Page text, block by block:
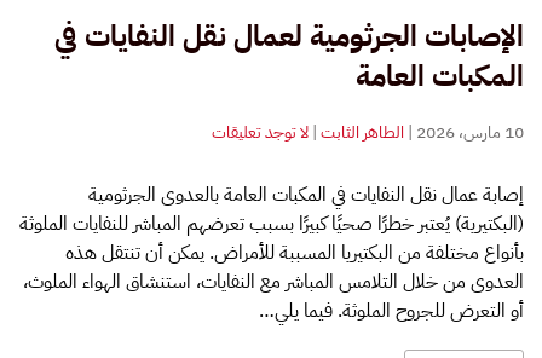
الإصابات الجرثومية لعمال نقل النفايات في
المكبات العامة
10 مارس، 2026 | الطاهر الثابت|لا توجد تعليقات
لعمال
نقل
النفايات
في
المكبات
إصابة عمال نقل النفايات في المكبات العامة بالعدوى الجرثومية
(البكتيرية) يُعتبر خطرًا صحيًا كبيرًا بسبب تعرضهم المباشر للنفايات الملوثة
بأنواع مختلفة من البكتيريا المسببة للأمراض. يمكن أن تنتقل هذه
العدوى من خلال التلامس المباشر مع النفايات، استنشاق الهواء الملوث،
أو التعرض للجروح الملوثة. فيما يلي…